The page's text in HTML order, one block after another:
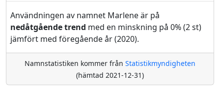
Användningen av namnet Marlene är på
nedåtgående trend med en minskning på 0% (2 st)
jämfört med föregående år (2020).
Namnstatistiken kommer från Statistikmyndigheten
(hämtad 2021-12-31)